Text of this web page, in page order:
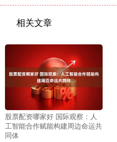
相关文章
股票配资哪家好 国际观察：人
工智能合作赋能构建周边命运共
同体